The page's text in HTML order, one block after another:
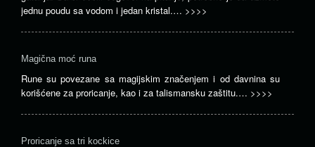
jednu poudu sa vodom i jedan kristal.… >>>>
Magična moć runa
Rune su povezane sa magijskim značenjem i od davnina su
korišćene za proricanje, kao i za talismansku zaštitu.… >>>>
Proricanje sa tri kockice